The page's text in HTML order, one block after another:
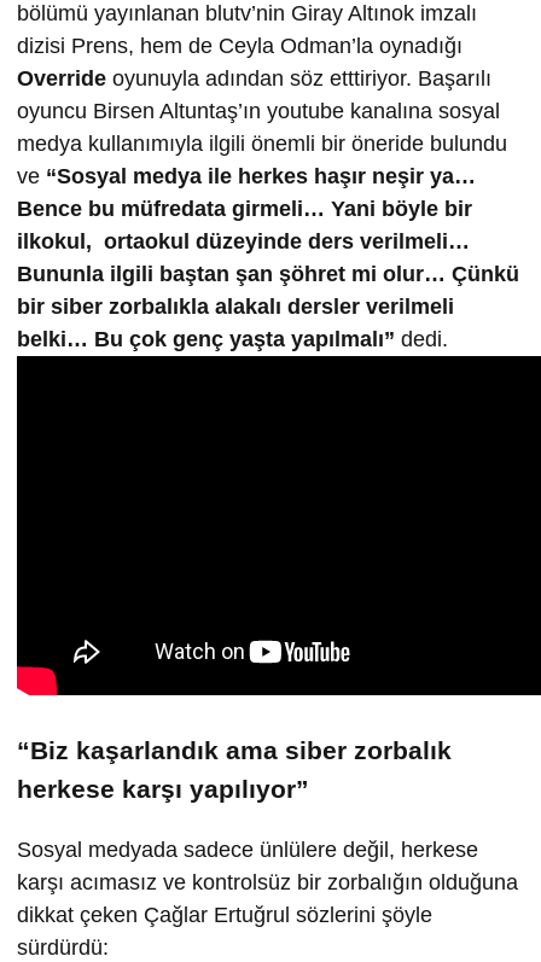
bölümü yayınlanan blutv’nin Giray Altınok imzalı
dizisi Prens, hem de Ceyla Odman’la oynadığı
Override oyunuyla adından söz etttiriyor. Başarılı
oyuncu Birsen Altuntaş’ın youtube kanalına sosyal
medya kullanımıyla ilgili önemli bir öneride bulundu
ve “Sosyal medya ile herkes haşır neşir ya…
Bence bu müfredata girmeli… Yani böyle bir
ilkokul, ortaokul düzeyinde ders verilmeli…
Bununla ilgili baştan şan şöhret mi olur… Çünkü
bir siber zorbalıkla alakalı dersler verilmeli
belki… Bu çok genç yaşta yapılmalı” dedi.
“Biz kaşarlandık ama siber zorbalık
herkese karşı yapılıyor”
Sosyal medyada sadece ünlülere değil, herkese
karşı acımasız ve kontrolsüz bir zorbalığın olduğuna
dikkat çeken Çağlar Ertuğrul sözlerini şöyle
sürdürdü: